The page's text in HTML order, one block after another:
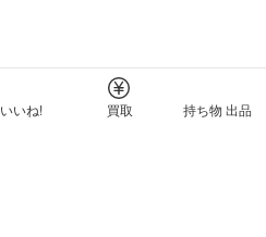
いいね! 買取 持ち物 出品